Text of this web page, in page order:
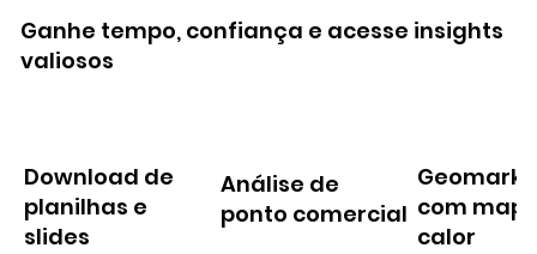
Download de
planilhas e
slides
Análise de
ponto comercial com
calor
Ganhe tempo, confiança e acesse insights
valiosos